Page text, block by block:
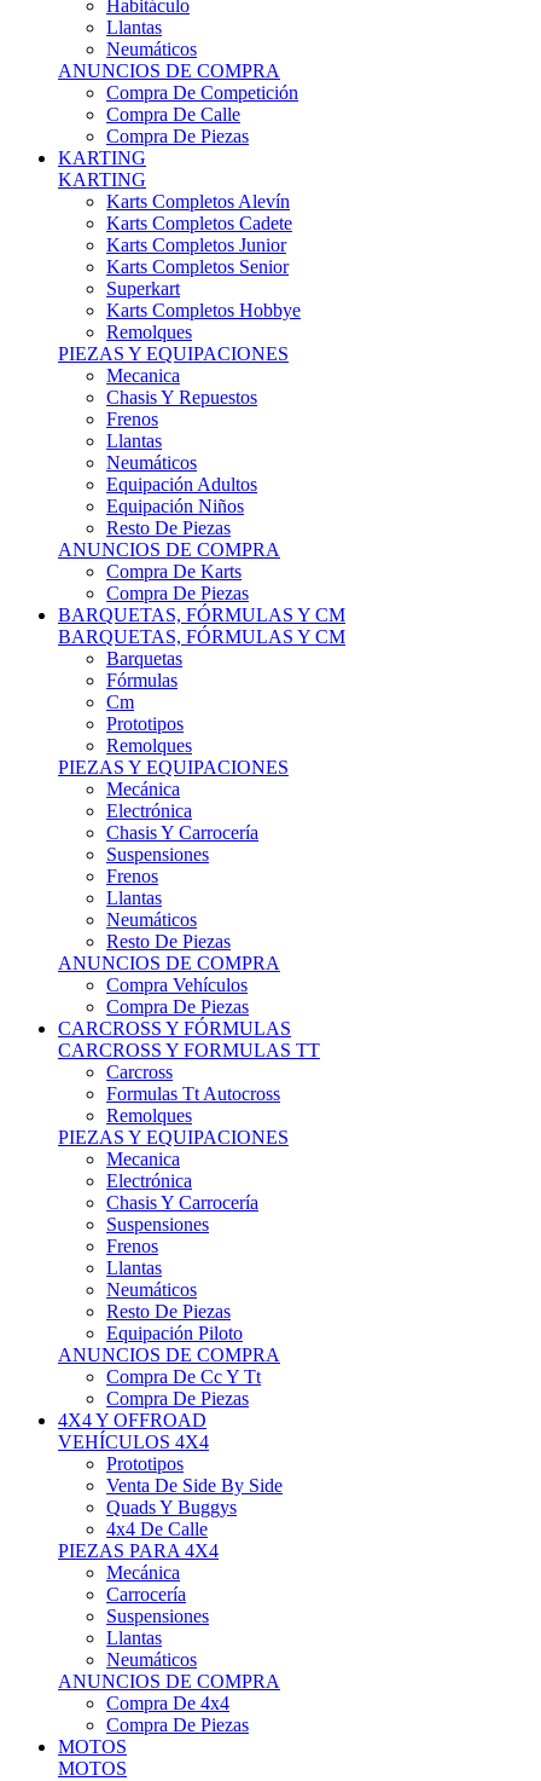
Neumáticos
ANUNCIOS DE COMPRA
Compra De Competición
Compra De Calle
Compra De Piezas
KARTING
KARTING
Karts Completos Alevín
Karts Completos Cadete
Karts Completos Junior
Karts Completos Senior
Superkart
Karts Completos Hobbye
Remolques
PIEZAS Y EQUIPACIONES
Mecanica
Chasis Y Repuestos
Frenos
Llantas
Neumáticos
Equipación Adultos
Equipación Niños
Resto De Piezas
ANUNCIOS DE COMPRA
Compra De Karts
Compra De Piezas
BARQUETAS, FÓRMULAS Y CM
BARQUETAS, FÓRMULAS Y CM
Barquetas
Fórmulas
Cm
Prototipos
Remolques
PIEZAS Y EQUIPACIONES
Mecánica
Electrónica
Chasis Y Carrocería
Suspensiones
Frenos
Llantas
Neumáticos
Resto De Piezas
ANUNCIOS DE COMPRA
Compra Vehículos
Compra De Piezas
CARCROSS Y FÓRMULAS
CARCROSS Y FORMULAS TT
Carcross
Formulas Tt Autocross
Remolques
PIEZAS Y EQUIPACIONES
Mecanica
Electrónica
Chasis Y Carrocería
Suspensiones
Frenos
Llantas
Neumáticos
Resto De Piezas
Equipación Piloto
ANUNCIOS DE COMPRA
Compra De Cc Y Tt
Compra De Piezas
4X4 Y OFFROAD
VEHÍCULOS 4X4
Prototipos
Venta De Side By Side
Quads Y Buggys
4x4 De Calle
PIEZAS PARA 4X4
Mecánica
Carrocería
Suspensiones
Llantas
Neumáticos
ANUNCIOS DE COMPRA
Compra De 4x4
Compra De Piezas
MOTOS
MOTOS
Motos De Circuito